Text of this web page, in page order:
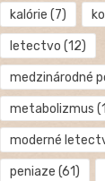
kalórie (7)
letectvo (12)
medzinárodné
metabolizmus
moderné
peniaze (61)